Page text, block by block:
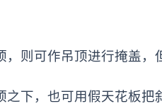
，则可作吊顶进行掩盖，
之下，也可用假天花板